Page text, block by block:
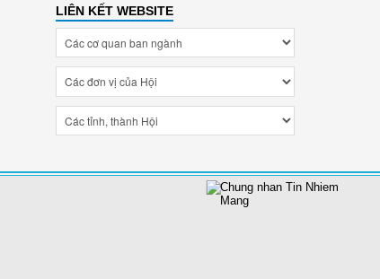
LIÊN KẾT WEBSITE